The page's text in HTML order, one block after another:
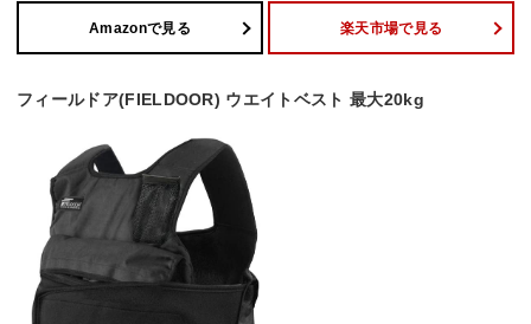
Amazonで見る 楽天市場で見る
フィールドア(FIELDOOR) ウエイトベスト 最大20kg